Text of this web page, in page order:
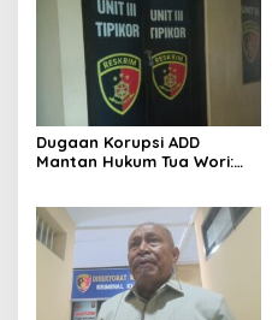
Dugaan Korupsi ADD
Mantan Hukum Tua Wori: